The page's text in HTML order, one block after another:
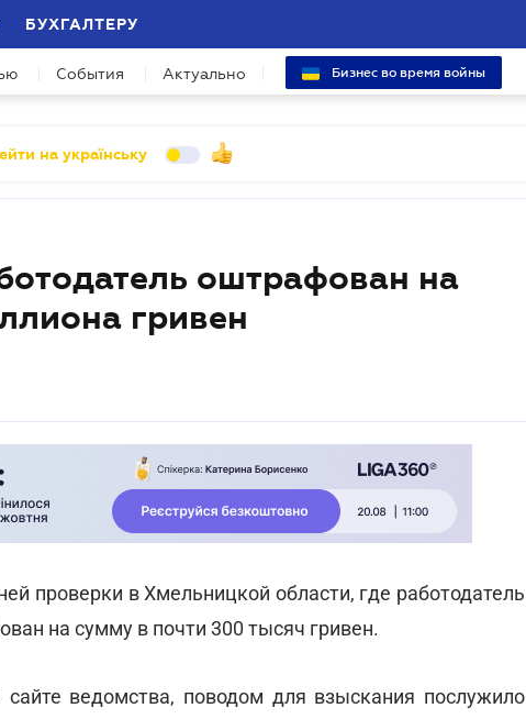
БУХГАЛТЕРУ
События Актуально Бизнес во время войны
на українську
оштрафован на
гривен
проверки в Хмельницкой области, где работодатель
на сумму в почти 300 тысяч гривен.
ведомства, поводом для взыскания послужило